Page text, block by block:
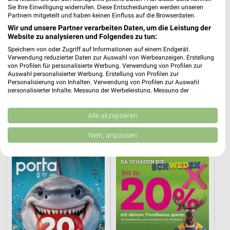
Super Sale Gartenmöbel 2026
Gültig 2026
porta mömax
Sie Ihre Einwilligung widerrufen. Diese Entscheidungen werden unseren
Partnern mitgeteilt und haben keinen Einfluss auf die Browserdaten.
Wir und unsere Partner verarbeiten Daten, um die Leistung der
Website zu analysieren und Folgendes zu tun:
Speichern von oder Zugriff auf Informationen auf einem Endgerät.
Verwendung reduzierter Daten zur Auswahl von Werbeanzeigen. Erstellung
von Profilen für personalisierte Werbung. Verwendung von Profilen zur
Auswahl personalisierter Werbung. Erstellung von Profilen zur
Personalisierung von Inhalten. Verwendung von Profilen zur Auswahl
personalisierter Inhalte. Messung der Werbeleistung. Messung der
Kombinationen von Daten aus verschiedenen Quellen. Entwicklung und
Verbesserung der Angebote. Verwendung reduzierter Daten zur Auswahl
von Inhalten.
Daten können außerhalb der Europäischen Union weitergegeben und in die
USA gesendet werden.
Website/App.
Partnerliste anzeigen (1 IAB-Anbieter)
Wir nutzen Ihre Daten für folgende Zwecke:
IAB-Verarbeitungszwecke:
Speichern von oder Zugriff auf Informationen
auf einem Endgerät
Alle akzeptieren
Nein, anpassen